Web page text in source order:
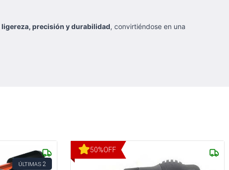
ligereza, precisión y durabilidad, convirtiéndose en una
ÚLTIMAS 2
50%OFF